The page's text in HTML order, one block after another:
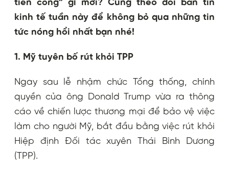
tiến công” gì mới? Cùng theo dõi bản tin
kinh tế tuần này để không bỏ qua những tin
tức nóng hổi nhất bạn nhé!
1. Mỹ tuyên bố rút khỏi TPP
Ngay sau lễ nhậm chức Tổng thống, chính
quyền của ông Donald Trump vừa ra thông
cáo về chiến lược thương mại để bảo vệ việc
làm cho người Mỹ, bắt đầu bằng việc rút khỏi
Hiệp định Đối tác xuyên Thái Bình Dương
(TPP).